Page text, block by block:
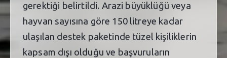
gerektiği belirtildi. Arazi büyüklüğü veya
hayvan sayısına göre 150 litreye kadar
ulaşılan destek paketinde tüzel kişiliklerin
kapsam dışı olduğu ve başvuruların